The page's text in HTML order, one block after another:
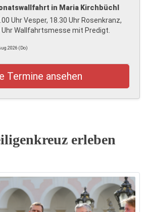
in Maria Kirchbüchl
Uhr Vesper, 18.30 Uhr Rosenkranz,
Uhr Wallfahrtsmesse mit Predigt.
(Do)
Termine ansehen
erleben